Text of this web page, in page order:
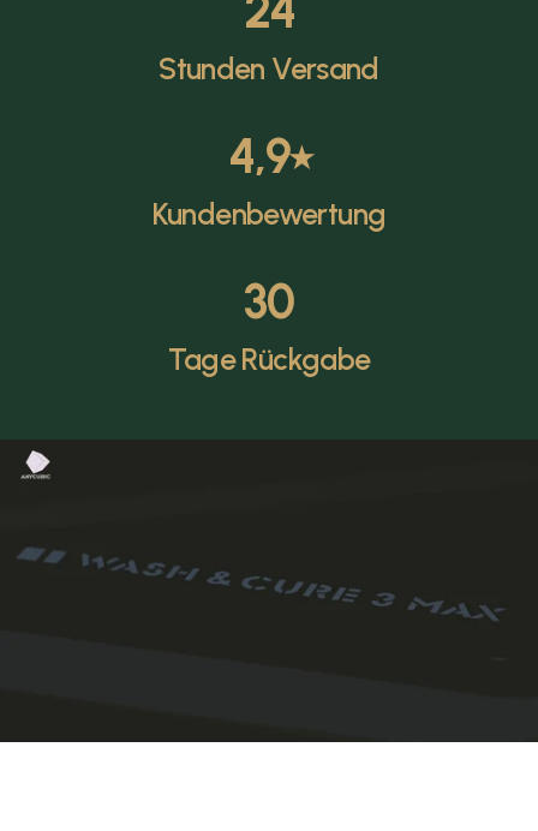
Stunden Versand
4,9⭑
Kundenbewertung
30
Tage Rückgabe